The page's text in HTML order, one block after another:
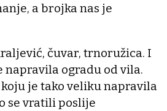
a brojka nas je
čuvar, trnoružica. I
napravila ogradu od vila.
je tako veliku napravila
se vratili poslije